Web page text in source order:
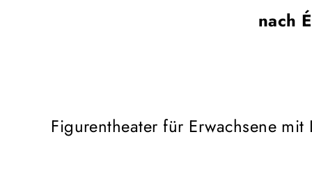
nach
Figurentheater für Erwachsene mit